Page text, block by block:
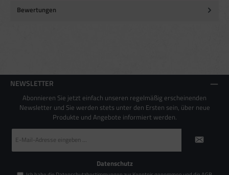
Bewertungen
NEWSLETTER
Abonnieren Sie jetzt einfach unseren regelmäßig erscheinenden
Newsletter und Sie werden stets unter den Ersten sein, über neue
Produkte und Angebote informiert werden.
Mail-
*
Datenschutz